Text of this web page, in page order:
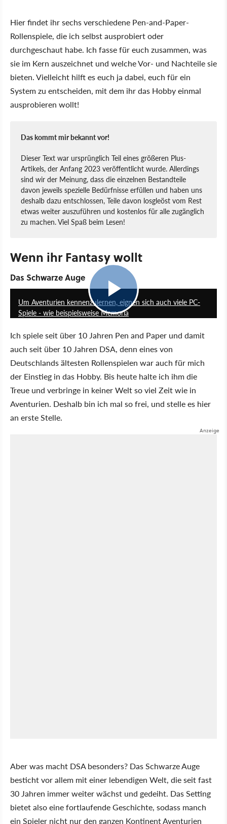
Hier findet ihr sechs verschiedene Pen-and-Paper-
Rollenspiele, die ich selbst ausprobiert oder
durchgeschaut habe. Ich fasse für euch zusammen, was
sie im Kern auszeichnet und welche Vor- und Nachteile sie
bieten. Vielleicht hilft es euch ja dabei, euch für ein
System zu entscheiden, mit dem ihr das Hobby einmal
ausprobieren wollt!
Das kommt mir bekannt vor!
Dieser Text war ursprünglich Teil eines größeren Plus-
Artikels, der Anfang 2023 veröffentlicht wurde. Allerdings
sind wir der Meinung, dass die einzelnen Bestandteile
davon jeweils spezielle Bedürfnisse erfüllen und haben uns
deshalb dazu entschlossen, Teile davon losgleöst vom Rest
etwas weiter auszuführen und kostenlos für alle zugänglich
zu machen. Viel Spaß beim Lesen!
Wenn ihr Fantasy wollt
Das Schwarze Auge
Um Aventurien kennenzulernen, eignen sich auch viele PC-
Spiele - wie beispielsweise Memoria
Ich spiele seit über 10 Jahren Pen and Paper und damit
auch seit über 10 Jahren DSA, denn eines von
Deutschlands ältesten Rollenspielen war auch für mich
der Einstieg in das Hobby. Bis heute halte ich ihm die
Treue und verbringe in keiner Welt so viel Zeit wie in
Aventurien. Deshalb bin ich mal so frei, und stelle es hier
an erste Stelle.
Aber was macht DSA besonders? Das Schwarze Auge
besticht vor allem mit einer lebendigen Welt, die seit fast
30 Jahren immer weiter wächst und gedeiht. Das Setting
bietet also eine fortlaufende Geschichte, sodass manch
ein Spieler nicht nur den ganzen Kontinent Aventurien